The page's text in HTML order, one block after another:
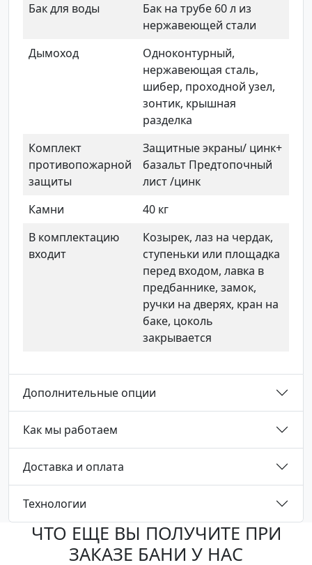
Бак для воды
Бак на трубе 60 л из
нержавеющей стали
Дымоход
Одноконтурный,
нержавеющая сталь,
шибер, проходной узел,
зонтик, крышная
разделка
Комплект
противопожарной
защиты
Защитные экраны/ цинк+
базальт Предтопочный
лист /цинк
Камни
40 кг
В комплектацию
входит
Козырек, лаз на чердак,
ступеньки или площадка
перед входом, лавка в
предбаннике, замок,
ручки на дверях, кран на
баке, цоколь
закрывается
Дополнительные опции
Как мы работаем
Доставка и оплата
Технологии
ЧТО ЕЩЕ ВЫ ПОЛУЧИТЕ ПРИ
ЗАКАЗЕ БАНИ У НАС